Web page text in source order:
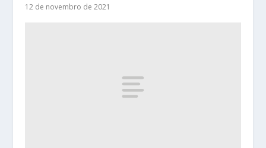
12 de novembro de 2021